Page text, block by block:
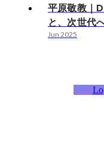
平原敬教｜
と、次世代
Jun 2025